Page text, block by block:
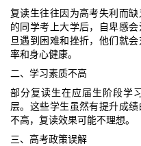
复读生往往因为高考失利而
的同学考上大学后，自卑感
旦遇到困难和挫折，他们就
率和身心健康。
二、学习素质不高
部分复读生在应届生阶段学
层。这些学生虽然有提升成
不高，复读效果可能不理想。
三、高考政策误解